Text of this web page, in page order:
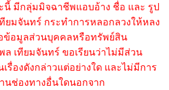
มีกลุ่มมิจฉาชีพแอบอ้าง ชื่อ และ รูป
ยมจันทร์ กระทำการหลอกลวงให้หลง
อข้อมูลส่วนบุคคลหรือทรัพย์สิน
ล เทียมจันทร์ ขอเรียนว่าไม่มีส่วน
เรื่องดังกล่าวแต่อย่างใด และไม่มีการ
นช่องทางอื่นใดนอกจาก